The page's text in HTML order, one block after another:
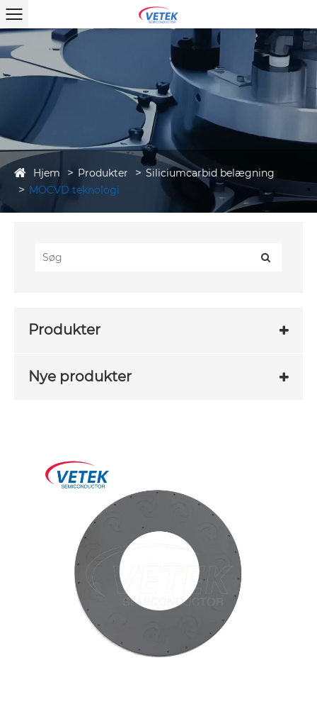
Hjem Produkter
Siliciumcarbid belægning
MOCVD teknologi
Produkter
Nye produkter